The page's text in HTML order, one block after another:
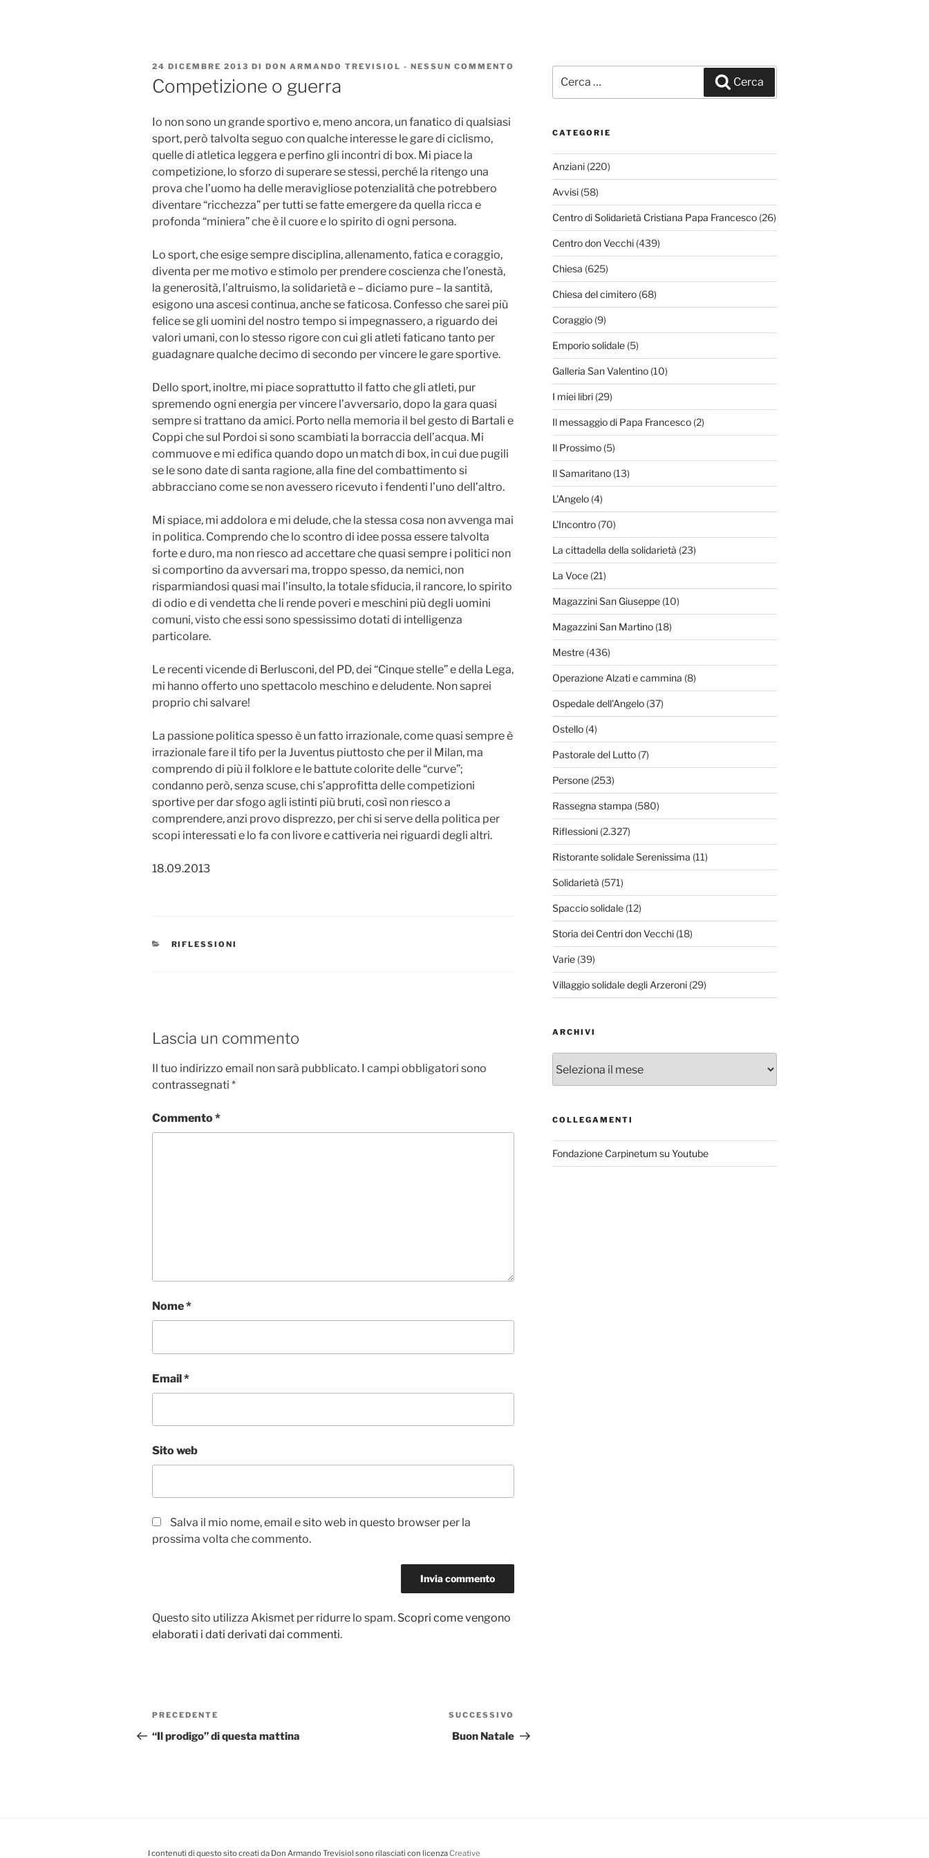
PUBBLICATO
IL
24 DICEMBRE 2013 DI DON ARMANDO TREVISIOL - NESSUN COMMENTO
COMPETIZIONE
GUERRA
Competizione o guerra
Io non sono un grande sportivo e, meno ancora, un fanatico di qualsiasi
sport, però talvolta seguo con qualche interesse le gare di ciclismo,
quelle di atletica leggera e perfino gli incontri di box. Mi piace la
competizione, lo sforzo di superare se stessi, perché la ritengo una
prova che l’uomo ha delle meravigliose potenzialità che potrebbero
diventare “ricchezza” per tutti se fatte emergere da quella ricca e
profonda “miniera” che è il cuore e lo spirito di ogni persona.
Lo sport, che esige sempre disciplina, allenamento, fatica e coraggio,
diventa per me motivo e stimolo per prendere coscienza che l’onestà,
la generosità, l’altruismo, la solidarietà e – diciamo pure – la santità,
esigono una ascesi continua, anche se faticosa. Confesso che sarei più
felice se gli uomini del nostro tempo si impegnassero, a riguardo dei
valori umani, con lo stesso rigore con cui gli atleti faticano tanto per
guadagnare qualche decimo di secondo per vincere le gare sportive.
Dello sport, inoltre, mi piace soprattutto il fatto che gli atleti, pur
spremendo ogni energia per vincere l’avversario, dopo la gara quasi
sempre si trattano da amici. Porto nella memoria il bel gesto di Bartali e
Coppi che sul Pordoi si sono scambiati la borraccia dell’acqua. Mi
commuove e mi edifica quando dopo un match di box, in cui due pugili
se le sono date di santa ragione, alla fine del combattimento si
abbracciano come se non avessero ricevuto i fendenti l’uno dell’altro.
Mi spiace, mi addolora e mi delude, che la stessa cosa non avvenga mai
in politica. Comprendo che lo scontro di idee possa essere talvolta
forte e duro, ma non riesco ad accettare che quasi sempre i politici non
si comportino da avversari ma, troppo spesso, da nemici, non
risparmiandosi quasi mai l’insulto, la totale sfiducia, il rancore, lo spirito
di odio e di vendetta che li rende poveri e meschini più degli uomini
comuni, visto che essi sono spessissimo dotati di intelligenza
particolare.
Le recenti vicende di Berlusconi, del PD, dei “Cinque stelle” e della Lega,
mi hanno offerto uno spettacolo meschino e deludente. Non saprei
proprio chi salvare!
La passione politica spesso è un fatto irrazionale, come quasi sempre è
irrazionale fare il tifo per la Juventus piuttosto che per il Milan, ma
comprendo di più il folklore e le battute colorite delle “curve”;
condanno però, senza scuse, chi s’approfitta delle competizioni
sportive per dar sfogo agli istinti più bruti, così non riesco a
comprendere, anzi provo disprezzo, per chi si serve della politica per
scopi interessati e lo fa con livore e cattiveria nei riguardi degli altri.
18.09.2013
CATEGORIE
RIFLESSIONI
Lascia un commento
Il tuo indirizzo email non sarà pubblicato. I campi obbligatori sono
contrassegnati *
Commento*
Nome*
Email*
Sito web
Salva il mio nome, email e sito web in questo browser per la
prossima volta che commento.
Questo sito utilizza Akismet per ridurre lo spam. Scopri come vengono
elaborati i dati derivati dai commenti.
Navigazione
articoli
Articolo
precedente:
PRECEDENTE
“Il prodigo” di questa mattina
successivo
SUCCESSIVO
Buon Natale
Cerca
CATEGORIE
Anziani(220)
Avvisi(58)
Centro di Solidarietà Cristiana Papa Francesco(26)
Centro don Vecchi(439)
Chiesa (625)
Chiesa del cimitero(68)
Coraggio(9)
Emporio solidale(5)
Galleria San Valentino(10)
I miei libri(29)
Il messaggio di Papa Francesco(2)
Il Prossimo(5)
Il Samaritano(13)
L'Angelo(4)
L'Incontro(70)
La cittadella della solidarietà (23)
La Voce(21)
Magazzini San Giuseppe(10)
Magazzini San Martino(18)
Mestre(436)
Operazione Alzati e cammina (8)
Ospedale dell'Angelo(37)
Ostello(4)
Pastorale del Lutto(7)
Persone(253)
Rassegna stampa (580)
Riflessioni(2.327)
Ristorante solidale Serenissima (11)
Solidarietà (571)
Spaccio solidale(12)
Storia dei Centri don Vecchi(18)
Varie(39)
Villaggio solidale degli Arzeroni(29)
ARCHIVI
COLLEGAMENTI
Fondazione Carpinetum su Youtube
I contenuti di questo sito creati da Don Armando Trevisiol sono rilasciati con licenzaCreative